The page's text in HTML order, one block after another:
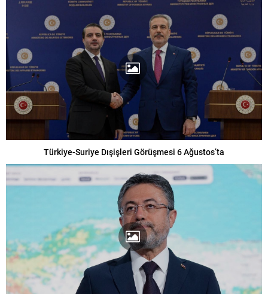
Türkiye-Suriye Dışişleri Görüşmesi 6 Ağustos’ta